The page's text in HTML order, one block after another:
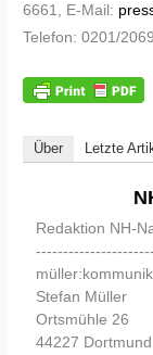
6661, E-Mail:
Telefon: 0201/
Über Letzte
Redaktion NH-
----------------------
Stefan Müller
Ortsmühle 26
44227 Dortmund